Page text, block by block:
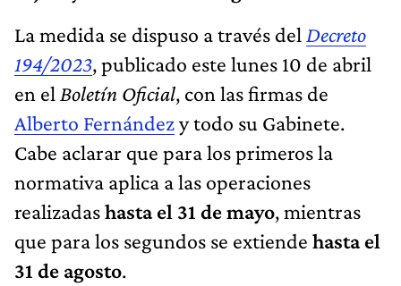
La medida se dispuso a través del Decreto
194/2023, publicado este lunes 10 de abril
en el Boletín Oficial, con las firmas de
Alberto Fernándezy todo su Gabinete.
Cabe aclarar que para los primeros la
normativa aplica a las operaciones
realizadashasta el 31 de mayo, mientras
que para los segundos se extiende hasta el
31 de agosto.